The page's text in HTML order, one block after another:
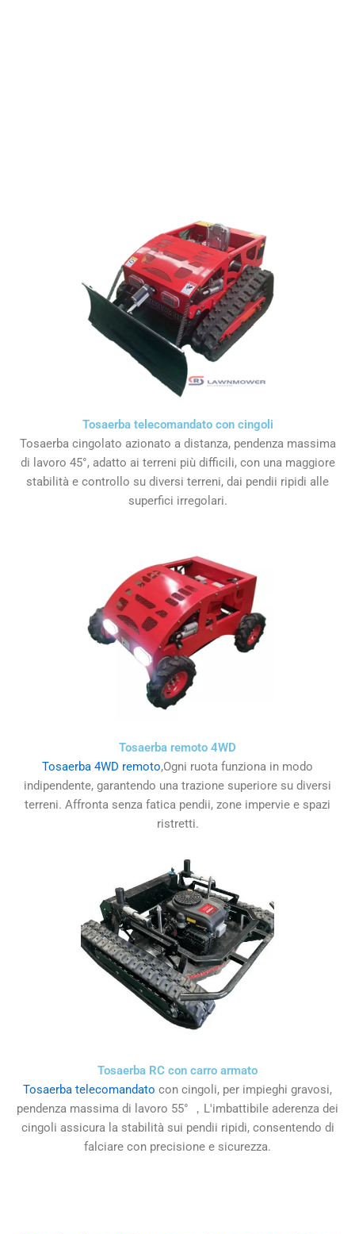
Tosaerba telecomandato con cingoli
Tosaerba cingolato azionato a distanza, pendenza massima
di lavoro 45°, adatto ai terreni più difficili, con una maggiore
stabilità e controllo su diversi terreni, dai pendii ripidi alle
superfici irregolari.
Tosaerba remoto 4WD
Tosaerba 4WD remoto,Ogni ruota funziona in modo
indipendente, garantendo una trazione superiore su diversi
terreni. Affronta senza fatica pendii, zone impervie e spazi
ristretti.
Tosaerba RC con carro armato
Tosaerba telecomandato con cingoli, per impieghi gravosi,
pendenza massima di lavoro 55° ，L'imbattibile aderenza dei
cingoli assicura la stabilità sui pendii ripidi, consentendo di
falciare con precisione e sicurezza.